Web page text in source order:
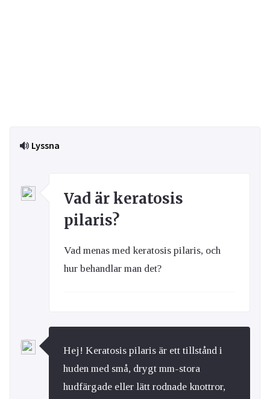
Lyssna
Vad är keratosis
pilaris?
Vad menas med keratosis pilaris, och
hur behandlar man det?
Hej! Keratosis pilaris är ett tillstånd i
huden med små, drygt mm-stora
hudfärgade eller lätt rodnade knottror,